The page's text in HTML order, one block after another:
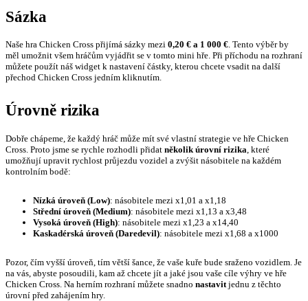
Sázka
Naše hra Chicken Cross přijímá sázky mezi 0,20 € a 1 000 €. Tento výběr by
měl umožnit všem hráčům vyjádřit se v tomto mini hře. Při příchodu na rozhraní
můžete použít náš widget k nastavení částky, kterou chcete vsadit na další
přechod Chicken Cross jedním kliknutím.
Úrovně rizika
Dobře chápeme, že každý hráč může mít své vlastní strategie ve hře Chicken
Cross. Proto jsme se rychle rozhodli přidat několik úrovní rizika , které
umožňují upravit rychlost průjezdu vozidel a zvýšit násobitele na každém
kontrolním bodě:
Nízká úroveň (Low): násobitele mezi x1,01 a x1,18
Střední úroveň (Medium): násobitele mezi x1,13 a x3,48
Vysoká úroveň (High): násobitele mezi x1,23 a x14,40
Kaskadérská úroveň (Daredevil): násobitele mezi x1,68 a x1000
Pozor, čím vyšší úroveň, tím větší šance, že vaše kuře bude sraženo vozidlem. Je
na vás, abyste posoudili, kam až chcete jít a jaké jsou vaše cíle výhry ve hře
Chicken Cross. Na herním rozhraní můžete snadno nastavit jednu z těchto
úrovní před zahájením hry.